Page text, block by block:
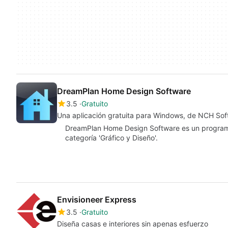
DreamPlan Home Design Software
3.5 Gratuito
Una aplicación gratuita para Windows, de NCH
DreamPlan Home Design Software es un
categoría 'Gráfico y Diseño'.
Envisioneer Express
3.5 Gratuito
Diseña casas e interiores sin apenas esfuerzo